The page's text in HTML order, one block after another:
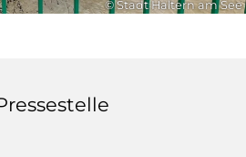
© Stadt Haltern am See